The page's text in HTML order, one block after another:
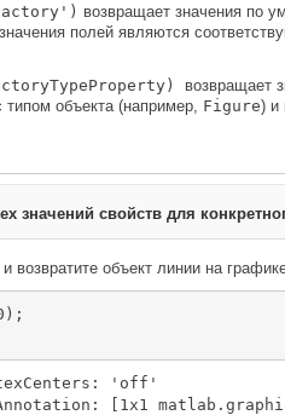
возвращает значения по
полей являются
возвращает
типом объекта (например, Figure) и
значений свойств для
возвратите объект линии на
'off'
[1x1